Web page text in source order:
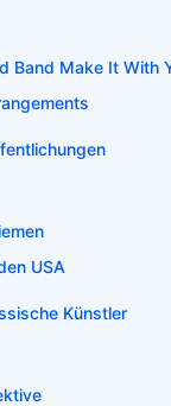
Band Make It With
USA
Künstler